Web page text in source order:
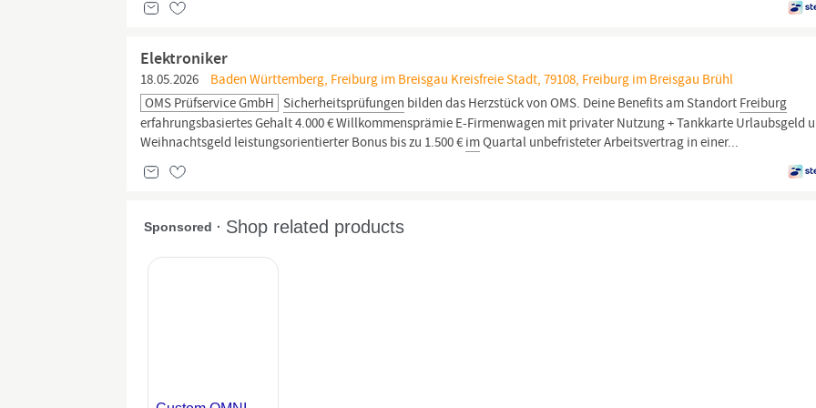
Elektroniker
18.05.2026
Baden Württemberg, Freiburg im Breisgau Kreisfreie Stadt, 79108, Freiburg im Breisgau Brühl
OMS Prüfservice GmbH Sicherheitsprüfungen bilden das Herzstück von OMS. Deine Benefits am Standort Freiburg
erfahrungsbasiertes Gehalt 4.000 € Willkommensprämie E-Firmenwagen mit privater Nutzung + Tankkarte Urlaubsgeld
Weihnachtsgeld leistungsorientierter Bonus bis zu 1.500 € imQuartal unbefristeter Arbeitsvertrag in einer...